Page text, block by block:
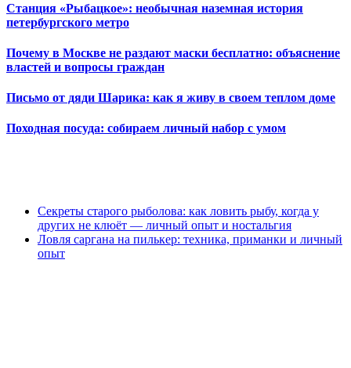
Станция «Рыбацкое»: необычная наземная история
петербургского метро
Почему в Москве не раздают маски бесплатно: объяснение
властей и вопросы граждан
Письмо от дяди Шарика: как я живу в своем теплом доме
Походная посуда: собираем личный набор с умом
Секреты старого рыболова: как ловить рыбу, когда у
других не клюёт — личный опыт и ностальгия
Ловля саргана на пилькер: техника, приманки и личный
опыт